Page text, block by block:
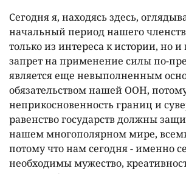
Сегодня я, находясь здесь,
начальный период нашего
только из интереса к истории, но и
запрет на применение силы по-
является еще невыполненным
обязательством нашей ООН,
неприкосновенность границ и
равенство государств должны
нашем многополярном мире,
потому что нам сегодня - именно
необходимы мужество,